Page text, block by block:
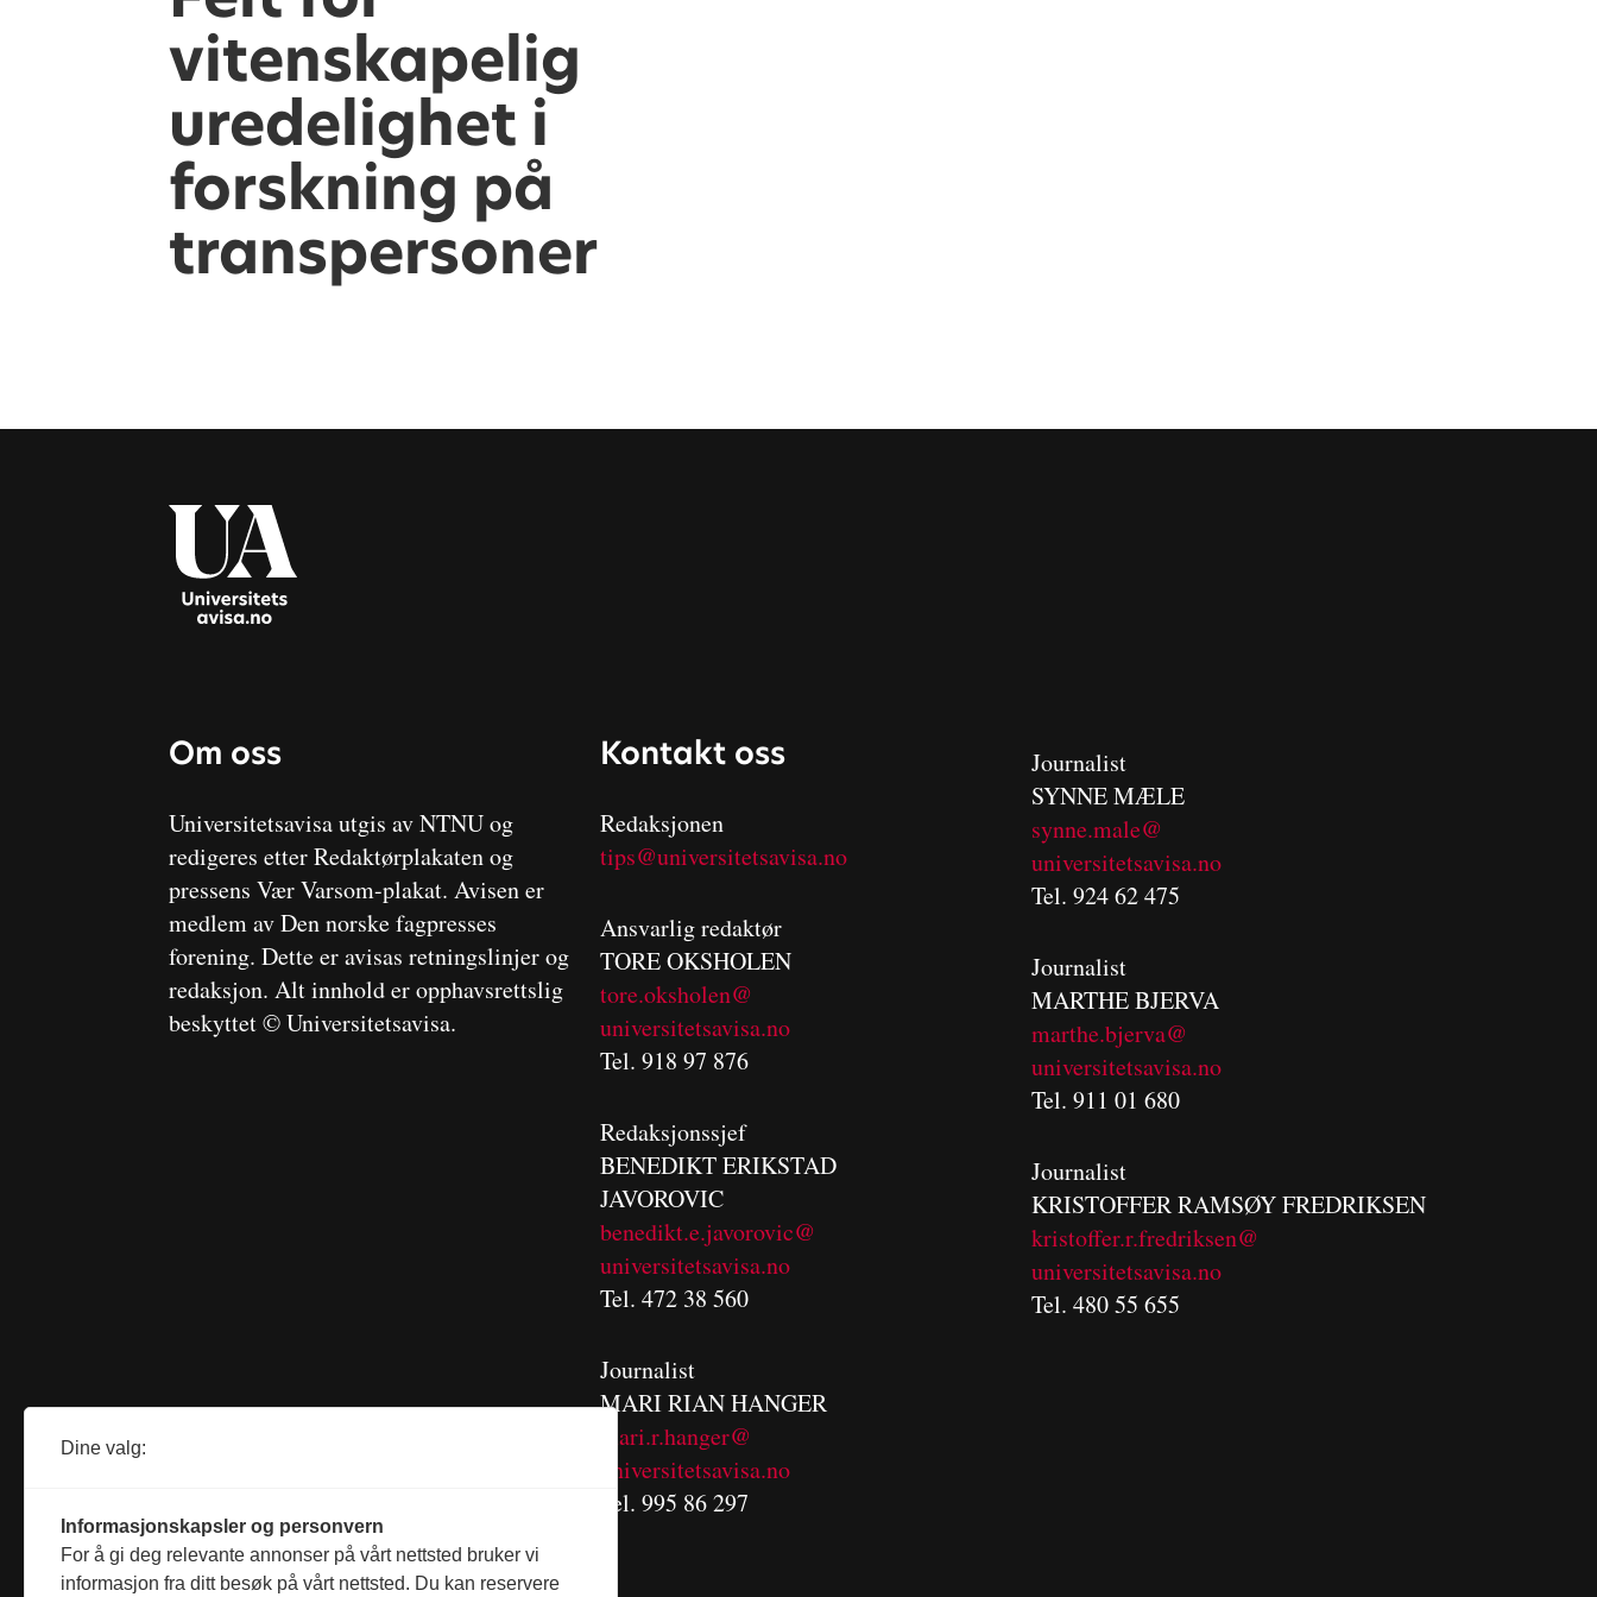
vitenskapelig
uredelighet i
forskning på
transpersoner
Om oss
Universitetsavisa utgis av NTNU og
redigeres etter Redaktørplakaten og
pressens Vær Varsom-plakat. Avisen er
medlem av Den norske fagpresses
forening. Dette er avisas retningslinjer og
redaksjon. Alt innhold er opphavsrettslig
beskyttet © Universitetsavisa.
Kontakt oss
Redaksjonen
tips@universitetsavisa.no
Ansvarlig redaktør
TORE OKSHOLEN
tore.oksholen@
universitetsavisa.no
Tel. 918 97 876
Redaksjonssjef
BENEDIKTERIKSTAD
JAVOROVIC
benedikt.e.javorovic@
universitetsavisa.no
Tel. 472 38 560
Journalist
MARI RIAN HANGER
mari.r.hanger@
universitetsavisa.no
Tel. 995 86 297
Journalist
SYNNE MÆLE
synne.male@
universitetsavisa.no
Tel. 924 62 475
Journalist
MARTHE BJERVA
marthe.bjerva@
universitetsavisa.no
Tel. 911 01 680
Journalist
KRISTOFFER RAMSØY FREDRIKSEN
kristoffer.r.fredriksen@
universitetsavisa.no
Tel. 480 55 655
Dine valg:
Informasjonskapsler og personvern
For å gi deg relevante annonser på vårt nettsted bruker vi
informasjon fra ditt besøk på vårt nettsted. Du kan reservere